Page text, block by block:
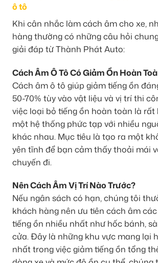
ô tô
Khi cân nhắc làm cách âm cho xe,
hàng thường có những câu hỏi
giải đáp từ Thành Phát Auto:
Cách Âm Ô Tô Có Giảm Ồn Hoàn
Cách âm ô tô giúp giảm tiếng ồn
50-70% tùy vào vật liệu và vị trí thi
việc loại bỏ tiếng ồn hoàn toàn là rất
một hệ thống phức tạp với nhiều
khác nhau. Mục tiêu là tạo ra một
yên tĩnh để bạn cảm thấy thoải mái
chuyến đi.
Nên Cách Âm Vị Trí Nào Trước?
Nếu ngân sách có hạn, chúng tôi
khách hàng nên ưu tiên cách âm
tiếng ồn nhiều nhất như hốc bánh,
cửa. Đây là những khu vực mang lại
nhất trong việc giảm tiếng ồn tổng